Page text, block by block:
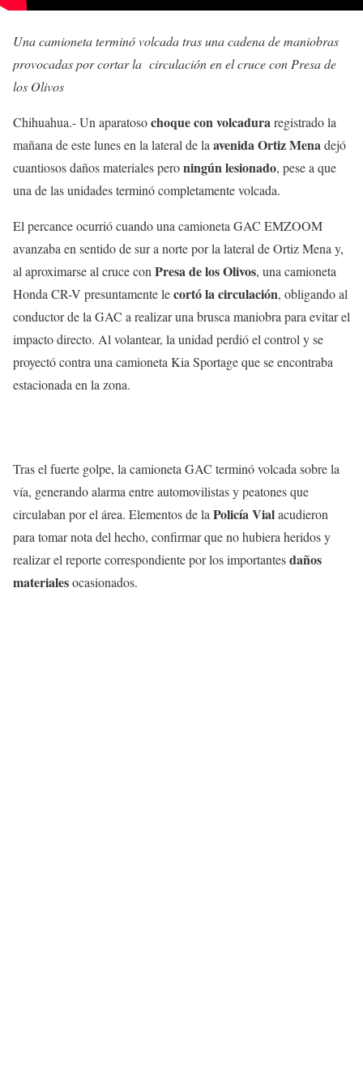
Una camioneta terminó volcada tras una cadena de maniobras
provocadas por cortar la circulación en el cruce con Presa de
los Olivos
Chihuahua.- Un aparatosochoque con volcaduraregistrado la
mañana de este lunes en la lateral de la avenida Ortiz Menadejó
cuantiosos daños materiales peroningún lesionado, pese a que
una de las unidades terminó completamente volcada.
El percance ocurrió cuando una camioneta GAC EMZOOM
avanzaba en sentido de sur a norte por la lateral de Ortiz Mena y,
al aproximarse al cruce con Presa de los Olivos, una camioneta
Honda CR-V presuntamente lecortó la circulación, obligando al
conductor de la GAC a realizar una brusca maniobra para evitar el
impacto directo. Al volantear, la unidad perdió el control y se
proyectó contra una camioneta Kia Sportage que se encontraba
estacionada en la zona.
Tras el fuerte golpe, la camioneta GAC terminó volcada sobre la
vía, generando alarma entre automovilistas y peatones que
circulaban por el área. Elementos de la Policía Vialacudieron
para tomar nota del hecho, confirmar que no hubiera heridos y
realizar el reporte correspondiente por los importantesdaños
materialesocasionados.